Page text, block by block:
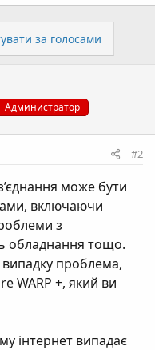
за голосами
Администратор
#2
може бути
включаючи
з
обладнання тощо.
проблема,
WARP +, який ви
інтернет випадає